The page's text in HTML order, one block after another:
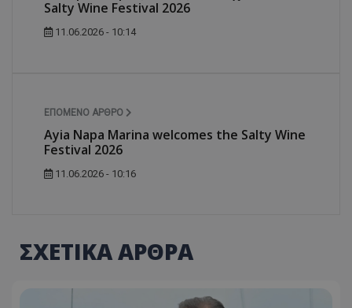
Salty Wine Festival 2026
11.06.2026 - 10:14
ΕΠΌΜΕΝΟ ΆΡΘΡΟ
Ayia Napa Marina welcomes the Salty Wine
Festival 2026
11.06.2026 - 10:16
ΣΧΕΤΙΚΑ ΑΡΘΡΑ